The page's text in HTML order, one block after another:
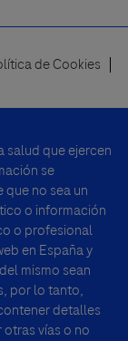
de Cookies
salud que ejercen
se
no sea un
o información
o profesional
en España y
mismo sean
por lo tanto,
detalles
vías o no